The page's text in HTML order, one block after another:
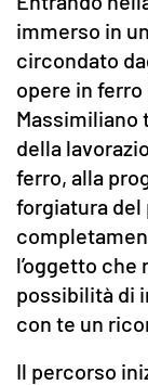
immerso in
circondato
opere in ferro
Massimiliano
della
ferro, alla
forgiatura del
l’oggetto che
possibilità di
con te un
Il percorso